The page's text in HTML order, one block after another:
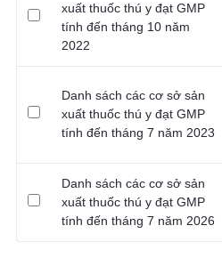
xuất thuốc thú y đạt GMP
tính đến tháng 10 năm
2022
Danh sách các cơ sở sản
xuất thuốc thú y đạt GMP
tính đến tháng 7 năm 2023
Danh sách các cơ sở sản
xuất thuốc thú y đạt GMP
tính đến tháng 7 năm 2026